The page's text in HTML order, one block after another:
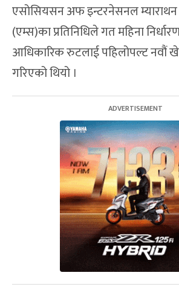
एसोसियसन अफ इन्टरनेसनल म्याराथन
(एम्स)का प्रतिनिधिले गत महिना
आधिकारिक रुटलाई पहिलोपल्ट नवौं
गरिएको थियो ।